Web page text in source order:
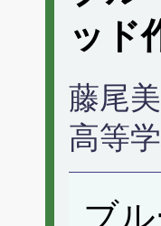
ッド
藤尾
高等学
ブ